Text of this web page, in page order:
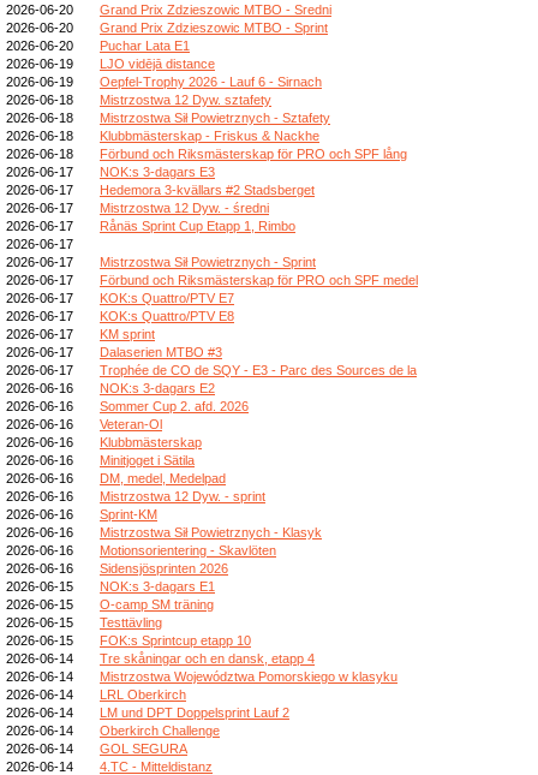
2026-06-20
Grand Prix Zdzieszowic MTBO - Sredni
2026-06-20
Grand Prix Zdzieszowic MTBO - Sprint
2026-06-20
Puchar Lata E1
2026-06-19
LJO vidējā distance
2026-06-19
Oepfel-Trophy 2026 - Lauf 6 - Sirnach
2026-06-18
Mistrzostwa 12 Dyw. sztafety
2026-06-18
Mistrzostwa Sił Powietrznych - Sztafety
2026-06-18
Klubbmästerskap - Friskus & Nackhe
2026-06-18
Förbund och Riksmästerskap för PRO och SPF lång
2026-06-17
NOK:s 3-dagars E3
2026-06-17
Hedemora 3-kvällars #2 Stadsberget
2026-06-17
Mistrzostwa 12 Dyw. - średni
2026-06-17
Rånäs Sprint Cup Etapp 1, Rimbo
2026-06-17
2026-06-17
Mistrzostwa Sił Powietrznych - Sprint
2026-06-17
Förbund och Riksmästerskap för PRO och SPF medel
2026-06-17
KOK:s Quattro/PTV E7
2026-06-17
KOK:s Quattro/PTV E8
2026-06-17
KM sprint
2026-06-17
Dalaserien MTBO #3
2026-06-17
Trophée de CO de SQY - E3 - Parc des Sources de la
2026-06-16
NOK:s 3-dagars E2
2026-06-16
Sommer Cup 2. afd. 2026
2026-06-16
Veteran-Ol
2026-06-16
Klubbmästerskap
2026-06-16
Minitjoget i Sätila
2026-06-16
DM, medel, Medelpad
2026-06-16
Mistrzostwa 12 Dyw. - sprint
2026-06-16
Sprint-KM
2026-06-16
Mistrzostwa Sił Powietrznych - Klasyk
2026-06-16
Motionsorientering - Skavlöten
2026-06-16
Sidensjösprinten 2026
2026-06-15
NOK:s 3-dagars E1
2026-06-15
O-camp SM träning
2026-06-15
Testtävling
2026-06-15
FOK:s Sprintcup etapp 10
2026-06-14
Tre skåningar och en dansk, etapp 4
2026-06-14
Mistrzostwa Województwa Pomorskiego w klasyku
2026-06-14
LRL Oberkirch
2026-06-14
LM und DPT Doppelsprint Lauf 2
2026-06-14
Oberkirch Challenge
2026-06-14
GOL SEGURA
2026-06-14
4.TC - Mitteldistanz